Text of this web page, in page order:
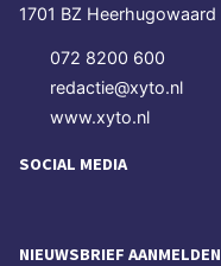
1701 BZ Heerhugowaard
072 8200 600
redactie@xyto.nl
www.xyto.nl
SOCIAL MEDIA
NIEUWSBRIEF AANMELDEN